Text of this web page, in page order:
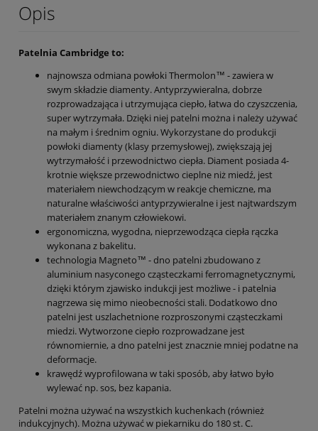
Opis
Patelnia Cambridge to:
najnowsza odmiana powłoki Thermolon™ - zawiera w
swym składzie diamenty. Antyprzywieralna, dobrze
rozprowadzająca i utrzymująca ciepło, łatwa do czyszczenia,
super wytrzymała. Dzięki niej patelni można i należy używać
na małym i średnim ogniu. Wykorzystane do produkcji
powłoki diamenty (klasy przemysłowej), zwiększają jej
wytrzymałość i przewodnictwo ciepła. Diament posiada 4-
krotnie większe przewodnictwo cieplne niż miedź, jest
materiałem niewchodzącym w reakcje chemiczne, ma
naturalne właściwości antyprzywieralne i jest najtwardszym
materiałem znanym człowiekowi.
ergonomiczna, wygodna, nieprzewodząca ciepła rączka
wykonana z bakelitu.
technologia Magneto™ - dno patelni zbudowano z
aluminium nasyconego cząsteczkami ferromagnetycznymi,
dzięki którym zjawisko indukcji jest możliwe - i patelnia
nagrzewa się mimo nieobecności stali. Dodatkowo dno
patelni jest uszlachetnione rozproszonymi cząsteczkami
miedzi. Wytworzone ciepło rozprowadzane jest
równomiernie, a dno patelni jest znacznie mniej podatne na
deformacje.
krawędź wyprofilowana w taki sposób, aby łatwo było
wylewać np. sos, bez kapania.
Patelni można używać na wszystkich kuchenkach (również
indukcyjnych). Można używać w piekarniku do 180 st. C.